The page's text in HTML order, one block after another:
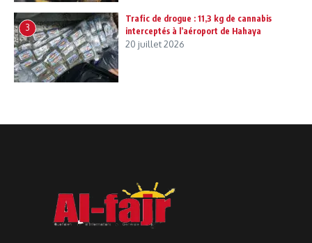
3
Trafic de drogue : 11,3 kg de cannabis
interceptés à l’aéroport de Hahaya
20 juillet 2026